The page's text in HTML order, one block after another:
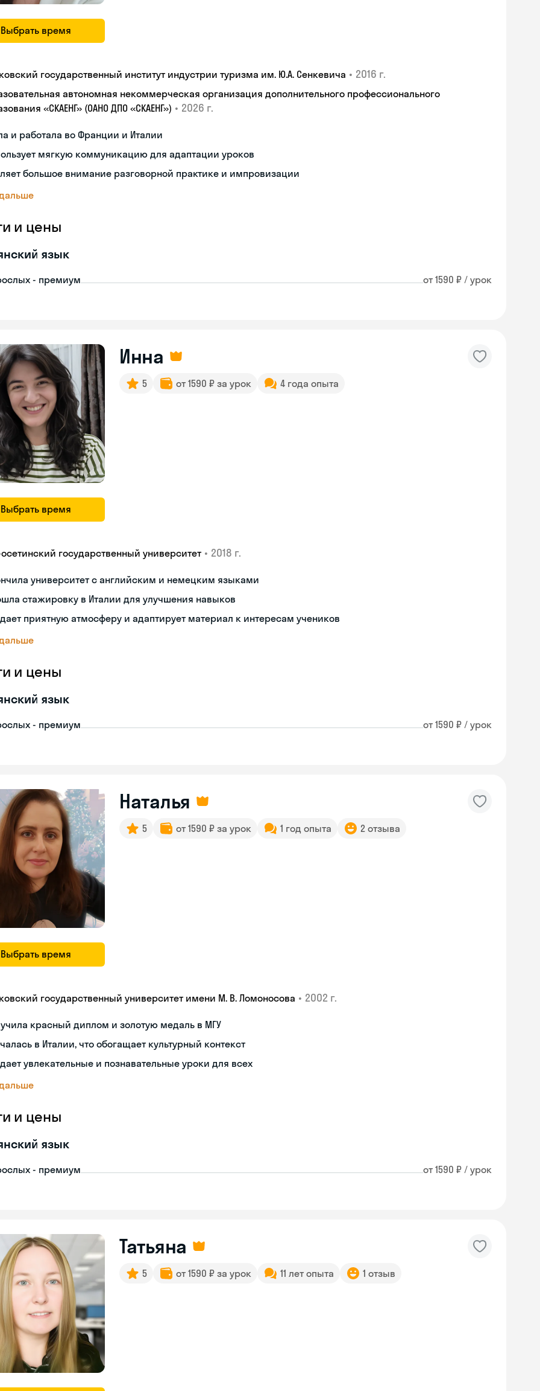
Выбрать время
государственный институт индустрии туризма им. Ю.А. Сенкевича • 2016 г.
автономная некоммерческая организация дополнительного профессионального
«СКАЕНГ» (ОАНО ДПО «СКАЕНГ») • 2026 г.
и работала во Франции и Италии
мягкую коммуникацию для адаптации уроков
большое внимание разговорной практике и импровизации
и цены
язык
- премиум от 1590 ₽ / урок
Выбрать время
Инна
5 от 1590 ₽ за урок 4 года опыта
государственный университет • 2018 г.
университет с английским и немецким языками
стажировку в Италии для улучшения навыков
приятную атмосферу и адаптирует материал к интересам учеников
и цены
язык
- премиум от 1590 ₽ / урок
Выбрать время
Наталья
5 от 1590 ₽ за урок 1 год опыта 2 отзыва
государственный университет имени М. В. Ломоносова • 2002 г.
красный диплом и золотую медаль в МГУ
в Италии, что обогащает культурный контекст
увлекательные и познавательные уроки для всех
и цены
язык
- премиум от 1590 ₽ / урок
Татьяна
5 от 1590 ₽ за урок 11 лет опыта 1 отзыв